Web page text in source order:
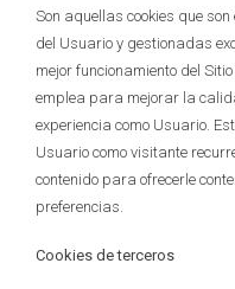
Son aquellas cookies que
del Usuario y gestionadas
mejor funcionamiento del
emplea para mejorar la
experiencia como Usuario.
Usuario como visitante
contenido para ofrecerle
preferencias.
Cookies de terceros